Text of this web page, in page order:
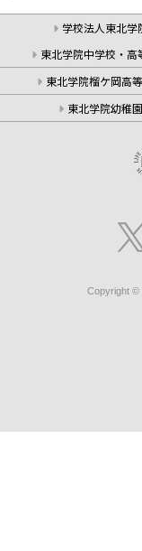
学校法人東北学
東北学院中学校・高
東北学院榴ケ岡高
東北学院幼稚園
Copyright ©